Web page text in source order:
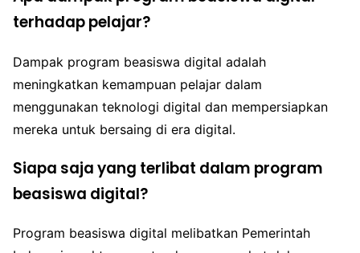
terhadap pelajar?
Dampak program beasiswa digital adalah
meningkatkan kemampuan pelajar dalam
menggunakan teknologi digital dan mempersiapkan
mereka untuk bersaing di era digital.
Siapa saja yang terlibat dalam program
beasiswa digital?
Program beasiswa digital melibatkan Pemerintah